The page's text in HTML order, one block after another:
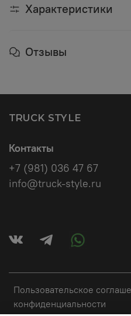
Характеристики
Отзывы
TRUCK STYLE
Пользовательское
конфиденциальности
Контакты
+7 (981) 036 47 67
info@truck-style.ru